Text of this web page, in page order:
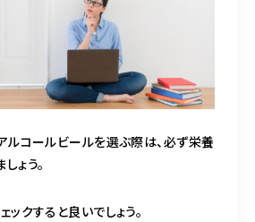
ルコールビールを選ぶ際は、必ず栄養
ょう。
ックすると良いでしょう。